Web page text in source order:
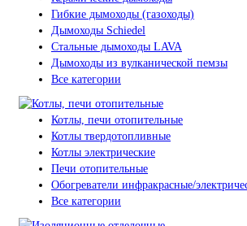
Гибкие дымоходы (газоходы)
Дымоходы Schiedel
Стальные дымоходы LAVA
Дымоходы из вулканической пемзы
Все категории
Котлы, печи отопительные
Котлы твердотопливные
Котлы электрические
Печи отопительные
Обогреватели инфракрасные/
Все категории